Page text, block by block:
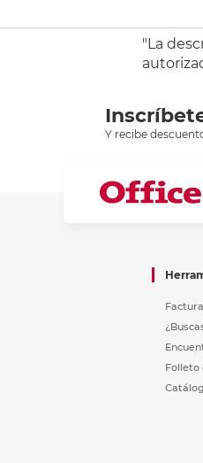
"La
Y recibe
Folleto